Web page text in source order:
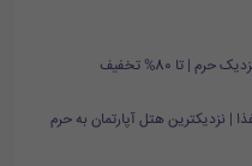
تا 80% تخفیف
| نزدیکترین هتل آپارتمان به حرم